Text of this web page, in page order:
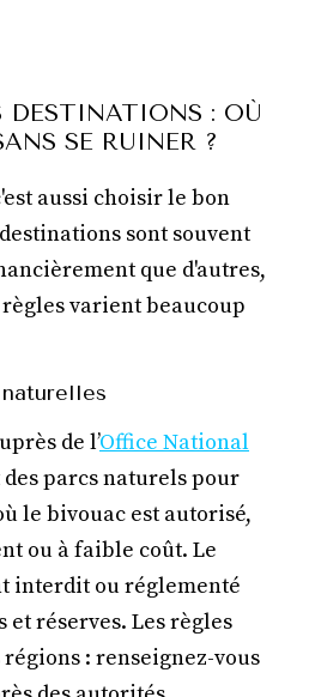
DESTINATIONS : OÙ
SE RUINER ?
aussi choisir le bon
sont souvent
que d'autres,
varient beaucoup
de l’Office National
des parcs naturels pour
le bivouac est autorisé,
ou à faible coût. Le
interdit ou réglementé
et réserves. Les règles
: renseignez-vous